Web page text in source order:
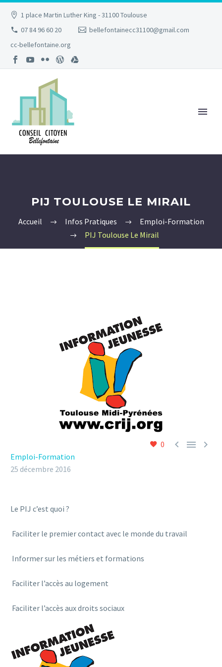
1 place Martin Luther King - 31100 Toulouse
07 84 96 60 20
bellefontainecc31100@gmail.com
cc-bellefontaine.org
PIJ TOULOUSE LE MIRAIL
Accueil Infos Pratiques
Emploi-Formation
PIJ Toulouse Le Mirail
0   
Emploi-Formation
25 décembre 2016
Le PIJ c’est quoi ?
Faciliter le premier contact avec le monde du travail
Informer sur les métiers et formations
Faciliter l’accès au logement
Faciliter l’accès aux droits sociaux